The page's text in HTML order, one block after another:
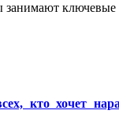
ключевые
кто хочет